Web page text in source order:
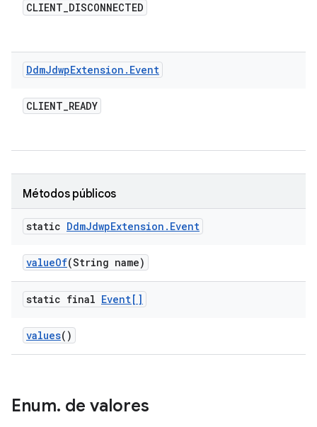
CLIENT_DISCONNECTED
DdmJdwpExtension . Event
CLIENT_READY
Métodos públicos
static DdmJdwpExtension . Event
valueOf(String name)
static final Event[]
values()
Enum. de valores